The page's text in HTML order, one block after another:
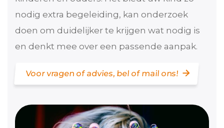
nodig extra begeleiding, kan onderzoek
doen om duidelijker te krijgen wat nodig is
en denkt mee over een passende aanpak.
Voor vragen of advies, bel of mail ons!